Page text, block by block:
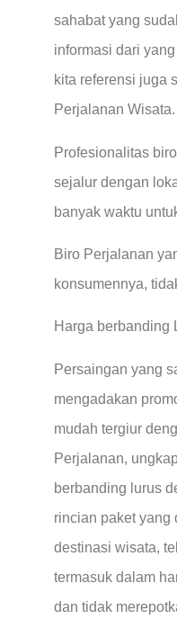
sahabat yang
informasi dari
kita referensi juga
Perjalanan Wisata.
Profesionalitas
sejalur dengan
banyak waktu
Biro Perjalanan
konsumennya,
Harga berbanding
Persaingan yang
mengadakan
mudah tergiur
Perjalanan,
berbanding lurus
rincian paket yang
destinasi wisata,
termasuk dalam
dan tidak